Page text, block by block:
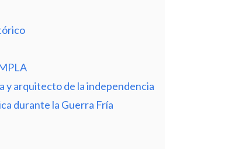
y arquitecto de la independencia
durante la Guerra Fría